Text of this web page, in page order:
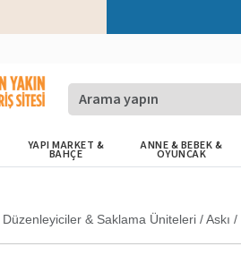
YAPI MARKET &
BAHÇE
ANNE & BEBEK &
OYUNCAK
Düzenleyiciler & Saklama Üniteleri /Askı /